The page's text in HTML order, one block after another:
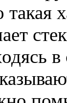
такая